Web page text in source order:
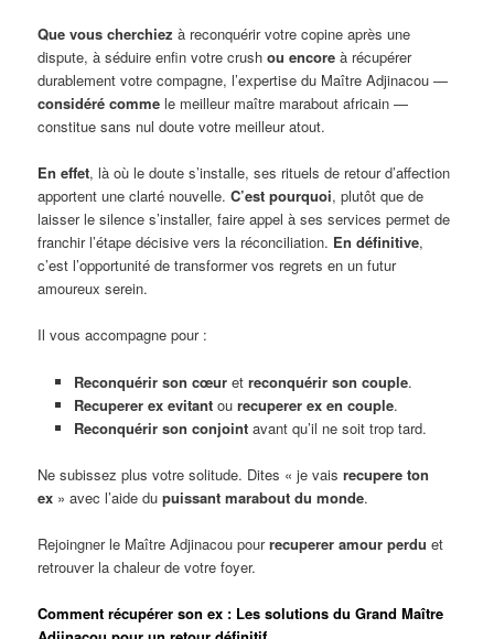
Que vous cherchiez à reconquérir votre copine après une
dispute, à séduire enfin votre crushou encore à récupérer
durablement votre compagne, l’expertise du Maître Adjinacou —
considéré comme le meilleur maître marabout africain —
constitue sans nul doute votre meilleur atout.
En effet, là où le doute s’installe, ses rituels de retour d’affection
apportent une clarté nouvelle.C’est pourquoi, plutôt que de
laisser le silence s’installer, faire appel à ses services permet de
franchir l’étape décisive vers la réconciliation. En définitive,
c’est l’opportunité de transformer vos regrets en un futur
amoureux serein.
Il vous accompagne pour :
Reconquérir son cœuret reconquérir son couple.
Recuperer ex evitantou recuperer ex en couple.
Reconquérir son conjointavant qu’il ne soit trop tard.
Ne subissez plus votre solitude. Dites « je vaisrecupere ton
ex » avec l’aide dupuissant marabout du monde.
Rejoingner le Maître Adjinacou pourrecuperer amour perdu et
retrouver la chaleur de votre foyer.
Comment récupérer son ex : Les solutions du Grand Maître